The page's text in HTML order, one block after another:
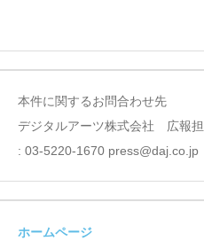
本件に関するお問合わせ先
デジタルアーツ株式会社 広
: 03-5220-1670 press@daj.co.jp
ホームページ